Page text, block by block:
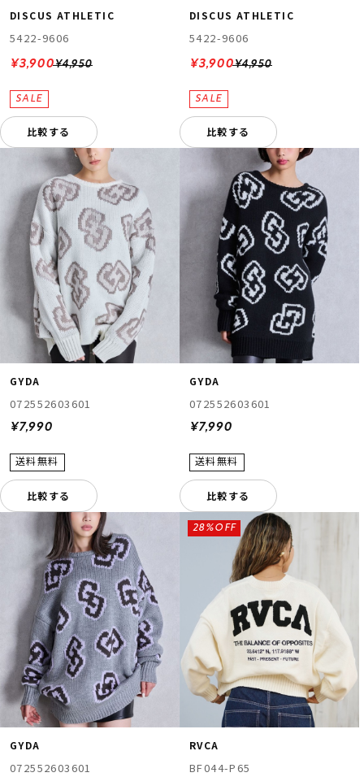
DISCUS ATHLETIC
5422-9606
¥4,950
¥3,900
比較する
DISCUS ATHLETIC
5422-9606
¥4,950
¥3,900
比較する
GYDA
072552603601
¥7,990
比較する
GYDA
072552603601
¥7,990
比較する
GYDA
072552603601
RVCA
BF044-P65
28%OFF